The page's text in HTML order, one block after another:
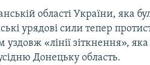
області України, яка
урядові сили тепер
«лінії зіткнення»,
Донецьку область.